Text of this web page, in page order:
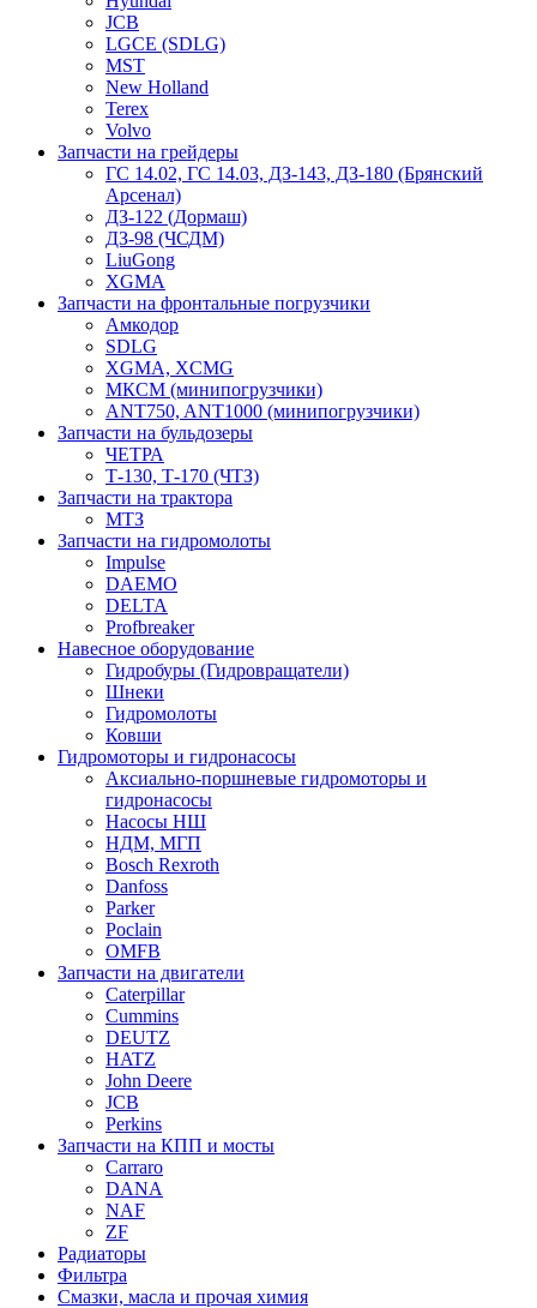
JCB
LGCE (SDLG)
MST
New Holland
Terex
Volvo
Запчасти на грейдеры
ГС 14.02, ГС 14.03, ДЗ-143, ДЗ-180 (Брянский
Арсенал)
ДЗ-122 (Дормаш)
ДЗ-98 (ЧСДМ)
LiuGong
XGMA
Запчасти на фронтальные погрузчики
Амкодор
SDLG
XGMA, XCMG
МКСМ (минипогрузчики)
ANT750, ANT1000 (минипогрузчики)
Запчасти на бульдозеры
ЧЕТРА
Т-130, Т-170 (ЧТЗ)
Запчасти на трактора
МТЗ
Запчасти на гидромолоты
Impulse
DAEMO
DELTA
Profbreaker
Навесное оборудование
Гидробуры (Гидровращатели)
Шнеки
Гидромолоты
Ковши
Гидромоторы и гидронасосы
Аксиально-поршневые гидромоторы и
гидронасосы
Насосы НШ
НДМ, МГП
Bosch Rexroth
Danfoss
Parker
Poclain
OMFB
Запчасти на двигатели
Caterpillar
Cummins
DEUTZ
HATZ
John Deere
JCB
Perkins
Запчасти на КПП и мосты
Carraro
DANA
NAF
ZF
Радиаторы
Фильтра
Смазки, масла и прочая химия